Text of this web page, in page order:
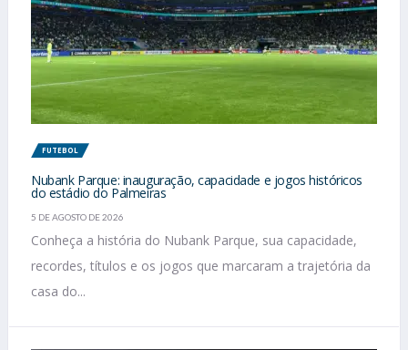
FUTEBOL
Nubank Parque: inauguração, capacidade e jogos históricos
do estádio do Palmeiras
5 DE AGOSTO DE 2026
Conheça a história do Nubank Parque, sua capacidade,
recordes, títulos e os jogos que marcaram a trajetória da
casa do...